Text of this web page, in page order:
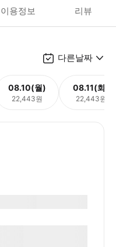
이용정보 리뷰
다른날짜
08.10(월)
22,443원
08.11(화)
22,443원